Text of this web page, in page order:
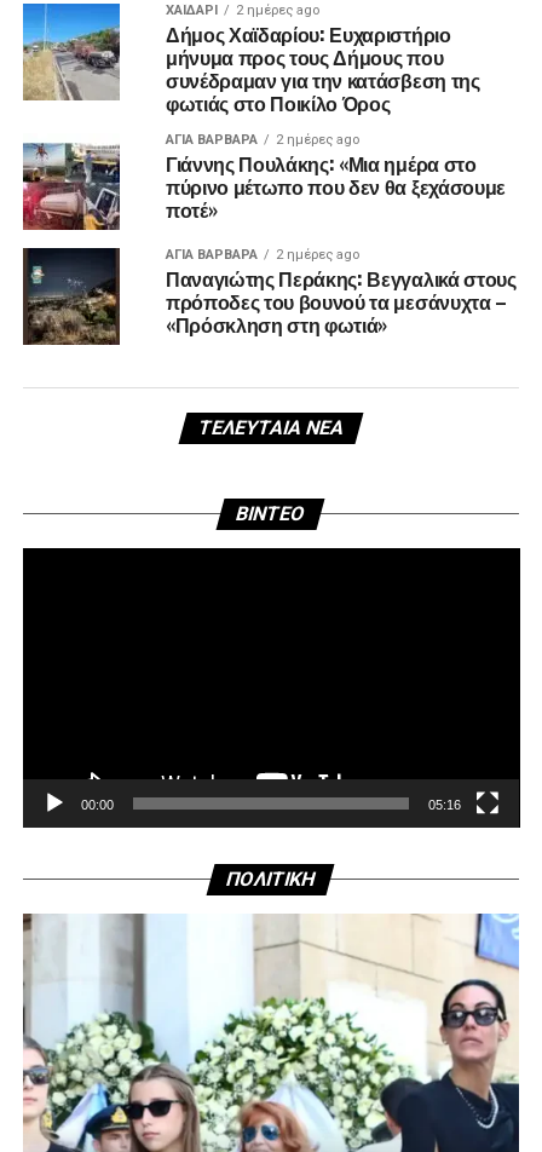
ΧΑΪΔΑΡΙ 2 ημέρες ago
Δήμος Χαϊδαρίου: Ευχαριστήριο
μήνυμα προς τους Δήμους που
συνέδραμαν για την κατάσβεση της
φωτιάς στο Ποικίλο Όρος
ΑΓΙΑ ΒΑΡΒΑΡΑ 2 ημέρες ago
Γιάννης Πουλάκης: «Μια ημέρα στο
πύρινο μέτωπο που δεν θα ξεχάσουμε
ποτέ»
ΑΓΙΑ ΒΑΡΒΑΡΑ 2 ημέρες ago
Παναγιώτης Περάκης: Βεγγαλικά στους
πρόποδες του βουνού τα μεσάνυχτα –
«Πρόσκληση στη φωτιά»
ΤΕΛΕΥΤΑΊΑ ΝΈΑ
BINTEO
00:00 05:16
ΠΟΛΙΤΙΚΗ